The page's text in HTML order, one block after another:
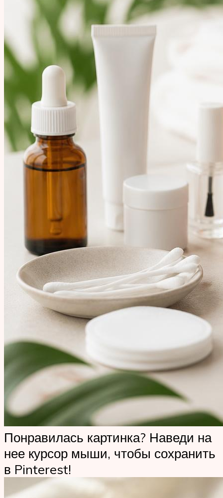
Понравилась картинка? Наведи на
нее курсор мыши, чтобы сохранить
в Pinterest!